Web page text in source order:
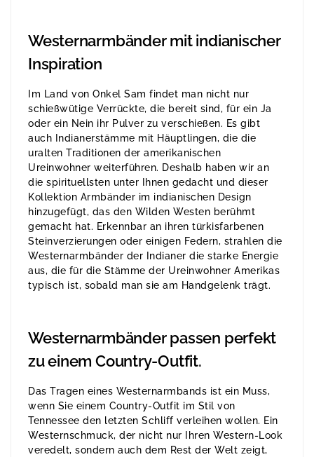
Westernarmbänder mit indianischer
Inspiration
Im Land von Onkel Sam findet man nicht nur
schießwütige Verrückte, die bereit sind, für ein Ja
oder ein Nein ihr Pulver zu verschießen. Es gibt
auch Indianerstämme mit Häuptlingen, die die
uralten Traditionen der amerikanischen
Ureinwohner weiterführen. Deshalb haben wir an
die spirituellsten unter Ihnen gedacht und dieser
Kollektion Armbänder im indianischen Design
hinzugefügt, das den Wilden Westen berühmt
gemacht hat. Erkennbar an ihren türkisfarbenen
Steinverzierungen oder einigen Federn, strahlen die
Westernarmbänder der Indianer die starke Energie
aus, die für die Stämme der Ureinwohner Amerikas
typisch ist, sobald man sie am Handgelenk trägt.
Westernarmbänder passen perfekt
zu einem Country-Outfit.
Das Tragen eines Westernarmbands ist ein Muss,
wenn Sie einem Country-Outfit im Stil von
Tennessee den letzten Schliff verleihen wollen. Ein
Westernschmuck, der nicht nur Ihren Western-Look
veredelt, sondern auch dem Rest der Welt zeigt,